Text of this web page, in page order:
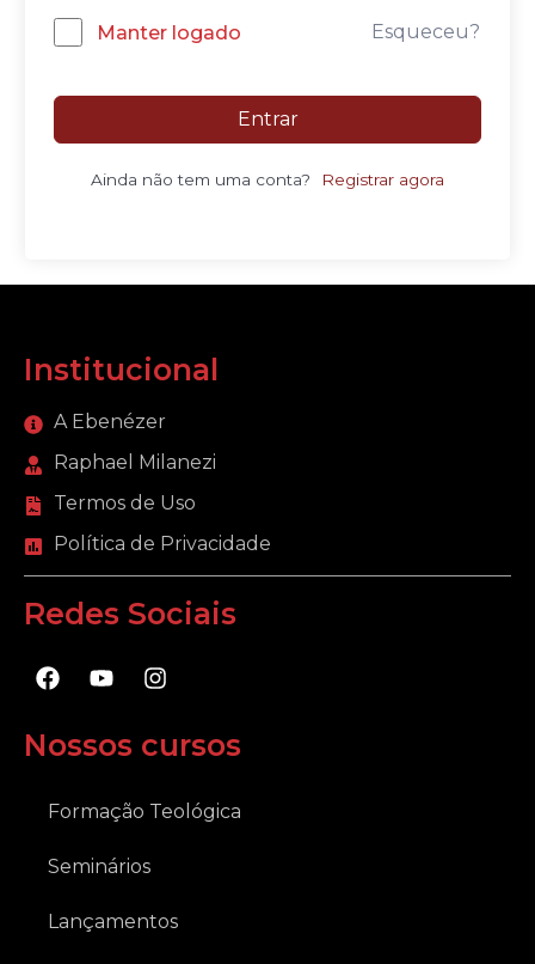
Manter logado Esqueceu?
Entrar
Ainda não tem uma conta? Registrar agora
Institucional
A Ebenézer
Raphael Milanezi
Termos de Uso
Política de Privacidade
Redes Sociais
F
a
e
b
o
Y
o
t
u
e
I
n
t
a
r
Nossos cursos
Formação Teológica
Seminários
Lançamentos